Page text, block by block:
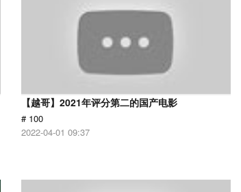
【越哥】2021年评分第二的国产电影
# 100
2022-04-01 09:37